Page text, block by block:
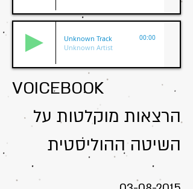
Unknown Track
Unknown Artist
00:00
VOICEBOOK
הרצאות מוקלטות על
השיטה ההוליסטית